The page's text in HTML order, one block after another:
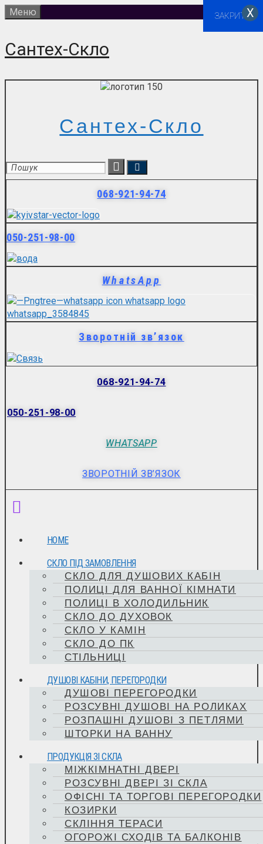
Перейти
до
Меню
Сантех-Скло
Сантех-Скло
068-921-94-74
050-251-98-00
WhatsApp
Зворотній зв’язок
068-921-94-74
050-251-98-00
WHATSAPP
ЗВОРОТНІЙ ЗВ’ЯЗОК
HOME
СКЛО ПІД ЗАМОВЛЕННЯ
СКЛО ДЛЯ ДУШОВИХ КАБІН
ПОЛИЦІ ДЛЯ ВАННОЇ КІМНАТИ
ПОЛИЦІ В ХОЛОДИЛЬНИК
СКЛО ДО ДУХОВОК
СКЛО У КАМІН
СКЛО ДО ПК
СТІЛЬНИЦІ
ДУШОВІ КАБІНИ, ПЕРЕГОРОДКИ
ДУШОВІ ПЕРЕГОРОДКИ
РОЗСУВНІ ДУШОВІ НА РОЛИКАХ
РОЗПАШНІ ДУШОВІ З ПЕТЛЯМИ
ШТОРКИ НА ВАННУ
ПРОДУКЦІЯ ЗІ СКЛА
МІЖКІМНАТНІ ДВЕРІ
РОЗСУВНІ ДВЕРІ ЗІ СКЛА
ОФІСНІ ТА ТОРГОВІ ПЕРЕГОРОДКИ
КОЗИРКИ
СКЛІННЯ ТЕРАСИ
ОГОРОЖІ СХОДІВ ТА БАЛКОНІВ
ЗАКРИТИХ